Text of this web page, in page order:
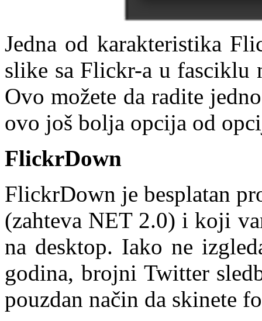
Jedna od karakteristika
slike sa Flickr-a u fasciklu
Ovo možete da radite
ovo još bolja opcija od
FlickrDown
FlickrDown je besplatan
(zahteva NET 2.0) i koji
na desktop. Iako ne
godina, brojni Twitter
pouzdan način da skinete